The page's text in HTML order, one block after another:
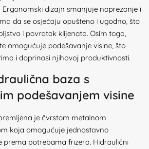
dizajn smanjuje naprezanje i
da se osjećaju opušteno i ugodno, što
i povratak klijenata. Osim toga,
omogućuje podešavanje visine, što
i doprinosi njihovoj produktivnosti.
baza s
podešavanjem visine
je čvrstom metalnom
koja omogućuje jednostavno
prema potrebama frizera. Hidraulični